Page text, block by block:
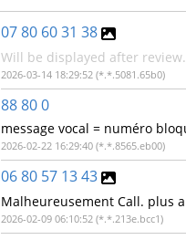
07 80 60 31 38
Will be displayed after review.
2026-03-14 18:29:52 (*.*.5081.65b0)
88 80 0
2026-02-22 16:29:40 (*.*.8565.eb00)
06 80 57 13 43
2026-02-09 06:10:52 (*.*.213e.bcc1)